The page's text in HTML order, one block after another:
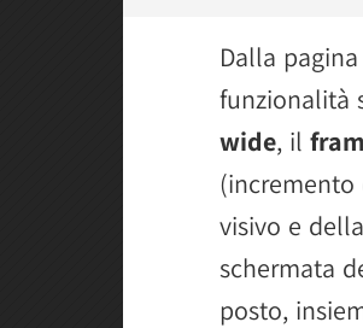
Dalla
funzionalità
wide, il
visivo e
schermata
posto,